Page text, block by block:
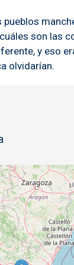
son las
y eso
olvidarían.